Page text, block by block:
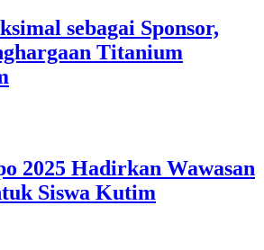
sebagai Sponsor,
Titanium
2025 Hadirkan Wawasan
Siswa Kutim